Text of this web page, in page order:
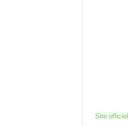
Site officiel